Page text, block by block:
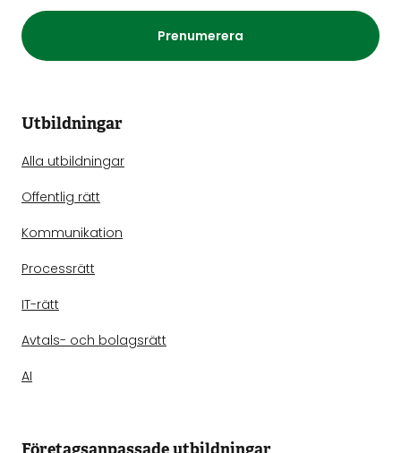
Prenumerera
Utbildningar
Alla utbildningar
Offentlig rätt
Kommunikation
Processrätt
IT-rätt
Avtals- och bolagsrätt
AI